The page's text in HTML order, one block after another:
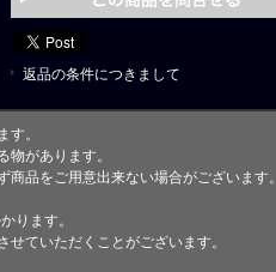
返品の条件につきまして
す。
物があります。
品をご用意出来ない場合がございます。
ります。
ていただくことがございます。